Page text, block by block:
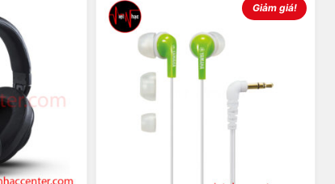
Giảm giá!